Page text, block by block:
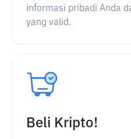
informasi pribadi Anda
yang valid.
Beli Kripto!